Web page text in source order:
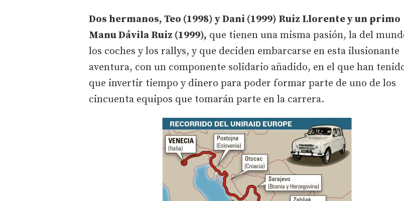
Dos hermanos, Teo (1998) y Dani (1999) Ruiz Llorente y un primo
Manu Dávila Ruiz (1999), que tienen una misma pasión, la del
los coches y los rallys, y que deciden embarcarse en esta ilusionante
aventura, con un componente solidario añadido, en el que han
que invertir tiempo y dinero para poder formar parte de uno de los
cincuenta equipos que tomarán parte en la carrera.